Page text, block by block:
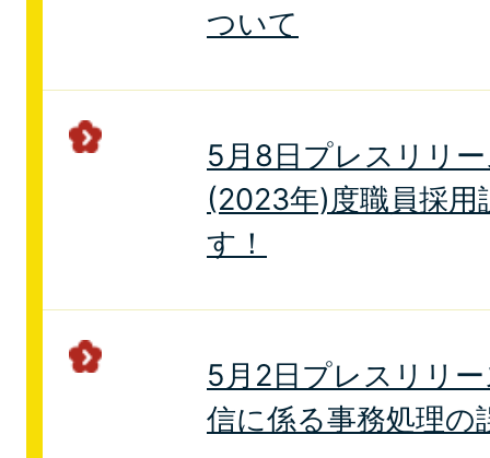
ついて
5月8日プレスリリ
(2023年)度職員採用
す！
5月2日プレスリリ
信に係る事務処理の